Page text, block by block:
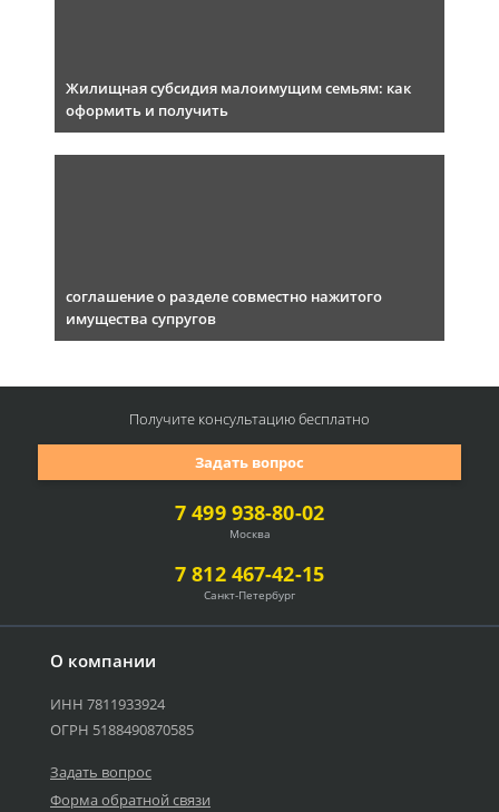
Жилищная субсидия малоимущим семьям: как
оформить и получить
соглашение о разделе совместно нажитого
имущества супругов
О компании
ИНН 7811933924
ОГРН 5188490870585
Задать вопрос
Форма обратной связи
7 499 938-80-02
Москва
7 812 467-42-15
Санкт-Петербург
Задать вопрос
Получите консультациюбесплатно